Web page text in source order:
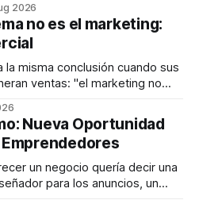
artificial y monitoreo
las personas a tomar mejores
Su propuesta busca
2026
no es el marketing:
la misma conclusión cuando sus
ventas: "el marketing no
en otro lugar. Durante
SER PRO, el especialista en
Nueva Oportunidad
un negocio quería decir una
para los anuncios, un